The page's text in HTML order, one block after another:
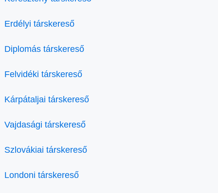
Erdélyi társkereső
Diplomás társkereső
Felvidéki társkereső
Kárpátaljai társkereső
Vajdasági társkereső
Szlovákiai társkereső
Londoni társkereső